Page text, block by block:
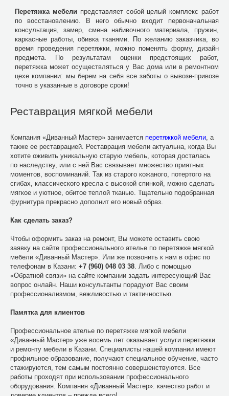
Перетяжка мебели представляет собой целый комплекс работ
по восстановлению. В него обычно входит первоначальная
консультация, замер, смена набивочного материала, пружин,
каркасные работы, обивка тканями. По желанию заказчика, во
время проведения перетяжки, можно поменять форму, дизайн
предмета. По результатам оценки предстоящих работ,
перетяжка может осуществляться у Вас дома или в ремонтном
цехе компании: мы берем на себя все заботы о вывозе-привозе
точно в указанные в договоре сроки!
Реставрация мягкой мебели
Компания «Диванный Мастер» занимается перетяжкой мебели, а
также ее реставрацией. Реставрация мебели актуальна, когда Вы
хотите оживить уникальную старую мебель, которая досталась
по наследству, или с ней Вас связывает множество приятных
моментов, воспоминаний. Так из старого кожаного, потертого на
сгибах, классического кресла с высокой спинкой, можно сделать
мягкое и уютное, обитое теплой тканью. Тщательно подобранная
фурнитура прекрасно дополнит его новый образ.
Как сделать заказ?
Чтобы оформить заказ на ремонт, Вы можете оставить свою
заявку на сайте профессионального ателье по перетяжке мягкой
мебели «Диванный Мастер». Или же позвонить к нам в офис по
телефонам в Казани: +7 (960) 048 03 38. Либо с помощью
«Обратной связи» на сайте компании задать интересующий Вас
вопрос онлайн. Наши консультанты порадуют Вас своим
профессионализмом, вежливостью и тактичностью.
Памятка для клиентов
Профессиональное ателье по перетяжке мягкой мебели
«Диванный Мастер» уже восемь лет оказывает услуги перетяжки
и ремонту мебели в Казани. Специалисты нашей компании имеют
профильное образование, получают специальное обучение, часто
стажируются, тем самым постоянно совершенствуются. Все
работы проходят при использовании профессионального
оборудования. Компания «Диванный Мастер»: качество работ и